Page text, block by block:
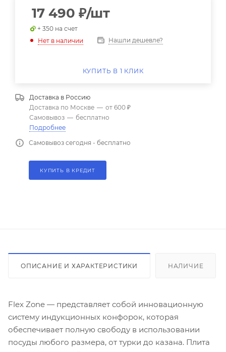
17 490 ₽/шт
+ 350 на счет
Нет в наличии
Нашли дешевле?
КУПИТЬ В 1 КЛИК
Доставка в Россию
Доставка по Москве — от 600 ₽
Самовывоз — бесплатно
Подробнее
Самовывоз сегодня - бесплатно
КУПИТЬ В КРЕДИТ
ОПИСАНИЕ И ХАРАКТЕРИСТИКИ НАЛИЧИЕ
Flex Zone — представляет собой инновационную
систему индукционных конфорок, которая
обеспечивает полную свободу в использовании
посуды любого размера, от турки до казана. Плита